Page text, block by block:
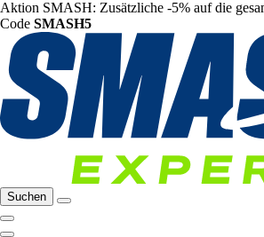
Aktion SMASH: Zusätzliche -5% auf die
Code SMASH5
Suchen